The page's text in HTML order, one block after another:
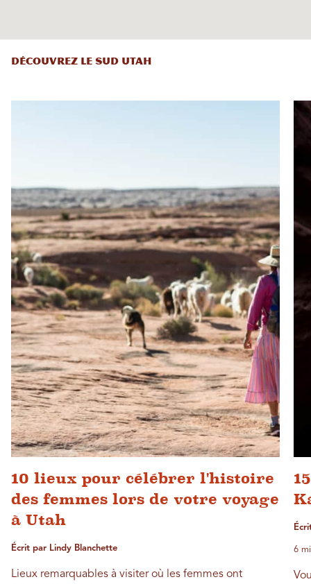
DÉCOUVREZ LE SUD UTAH
10 lieux pour célébrer l'histoire
des femmes lors de votre voyage
à Utah
Écrit par Lindy Blanchette
Lieux remarquables à visiter où les femmes ont
6